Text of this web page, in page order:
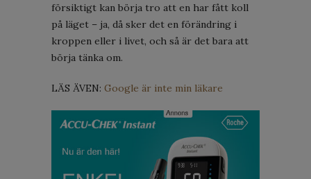
försiktigt kan börja tro att en har fått koll
på läget – ja, då sker det en förändring i
kroppen eller i livet, och så är det bara att
börja tänka om.
LÄS ÄVEN: Google är inte min läkare